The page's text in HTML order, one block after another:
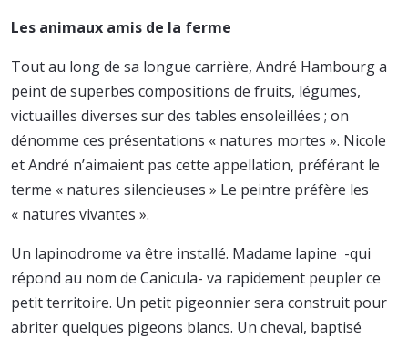
Les animaux amis de la ferme
Tout au long de sa longue carrière, André Hambourg a
peint de superbes compositions de fruits, légumes,
victuailles diverses sur des tables ensoleillées ; on
dénomme ces présentations « natures mortes ». Nicole
et André n’aimaient pas cette appellation, préférant le
terme « natures silencieuses » Le peintre préfère les
« natures vivantes ».
Un lapinodrome va être installé. Madame lapine -qui
répond au nom de Canicula- va rapidement peupler ce
petit territoire. Un petit pigeonnier sera construit pour
abriter quelques pigeons blancs. Un cheval, baptisé